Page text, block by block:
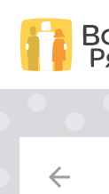
arrow_back